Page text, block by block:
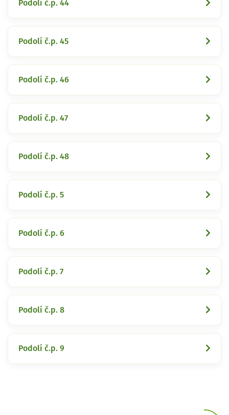
Podolí č.p. 44
Podolí č.p. 45
Podolí č.p. 46
Podolí č.p. 47
Podolí č.p. 48
Podolí č.p. 5
Podolí č.p. 6
Podolí č.p. 7
Podolí č.p. 8
Podolí č.p. 9